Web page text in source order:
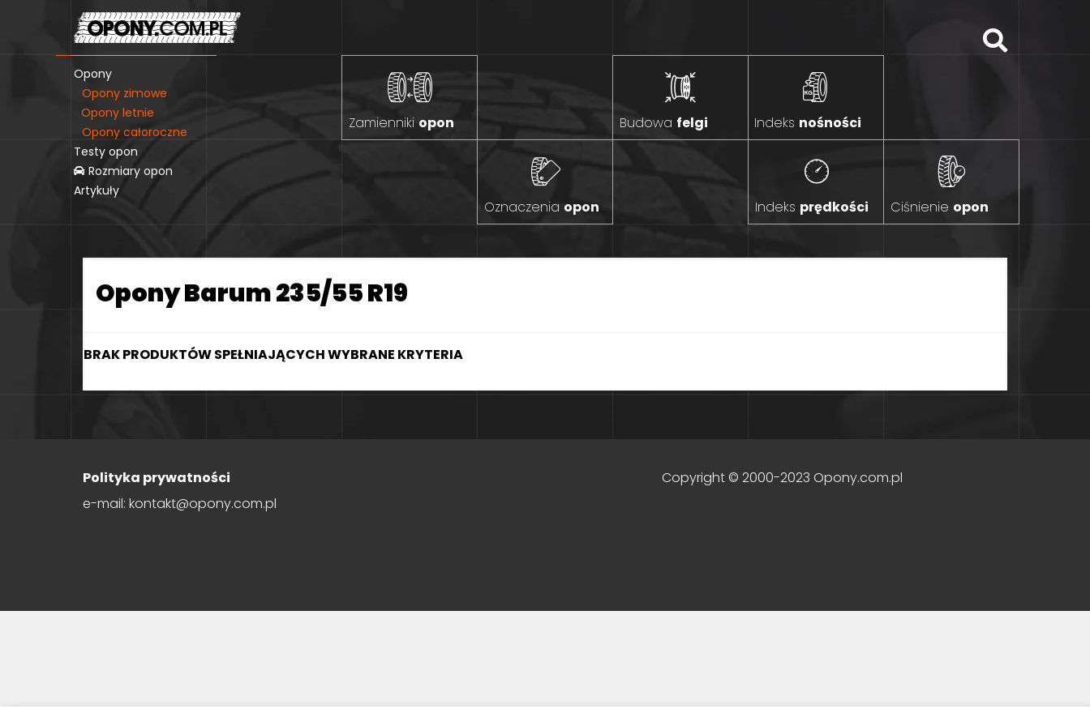
Opony
Opony zimowe
Opony letnie
Opony całoroczne
Testy opon
Rozmiary opon
Artykuły
Zamienniki opon Budowa felgi Indeks nośności
Indeks prędkości Ciśnienie opon
Oznaczenia opon
Opony Barum 235/55 R19
BRAK PRODUKTÓW SPEŁNIAJĄCYCH WYBRANE KRYTERIA
Polityka prywatności
e-mail: kontakt@opony.com.pl
Copyright © 2000-2023 Opony.com.pl